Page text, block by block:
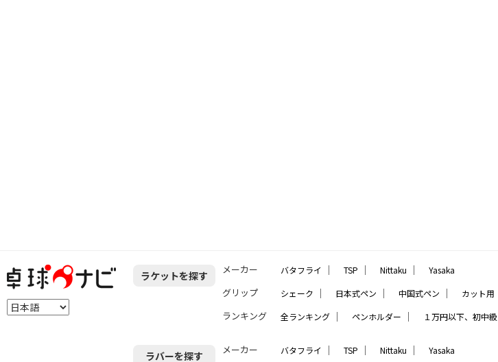
ラケットを探す メーカー バタフライ ｜ TSP ｜ Nittaku ｜ Yasaka
グリップ シェーク ｜ 日本式ペン ｜ 中国式ペン ｜ カット用
ランキング 全ランキング ｜ ペンホルダー ｜ １万円以下、初中級
ラバーを探す メーカー バタフライ ｜ TSP ｜ Nittaku ｜ Yasaka